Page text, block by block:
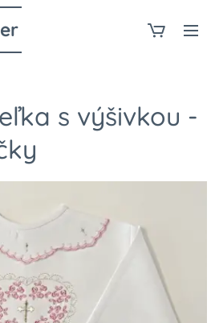
s výšivkou -